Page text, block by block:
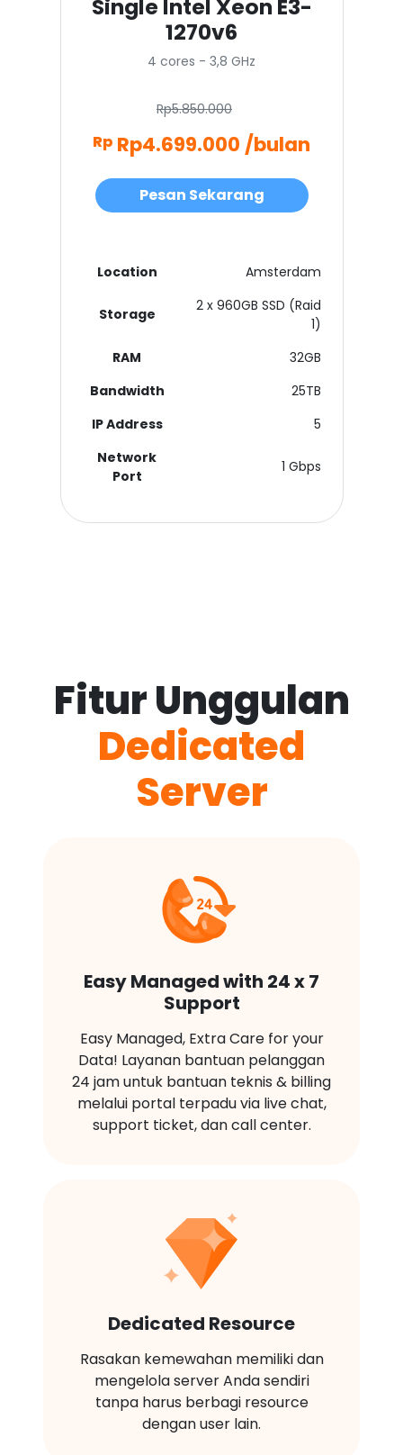
Single Intel Xeon E3-
1270v6
4 cores - 3,8 GHz
Rp5.850.000
Rp Rp4.699.000 /bulan
Pesan Sekarang
Location Amsterdam
Storage
2 x 960GB SSD (Raid
1)
RAM
32GB
Bandwidth
25TB
IP Address
5
Network
Port
1 Gbps
Fitur Unggulan
Dedicated
Server
Easy Managed with 24 x 7
Support
Easy Managed, Extra Care for your
Data! Layanan bantuan pelanggan
24 jam untuk bantuan teknis & billing
melalui portal terpadu via live chat,
support ticket, dan call center.
Dedicated Resource
Rasakan kemewahan memiliki dan
mengelola server Anda sendiri
tanpa harus berbagi resource
dengan user lain.